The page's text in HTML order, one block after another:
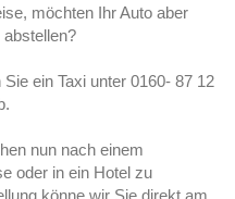
möchten Ihr Auto aber
ein Taxi unter 0160- 87 12
nun nach einem
oder in ein Hotel zu
könne wir Sie direkt am